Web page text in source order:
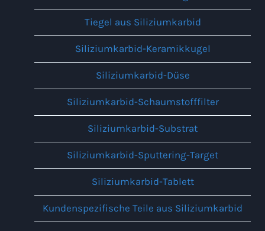
Tiegel aus Siliziumkarbid
Siliziumkarbid-Keramikkugel
Siliziumkarbid-Düse
Siliziumkarbid-Schaumstofffilter
Siliziumkarbid-Substrat
Siliziumkarbid-Sputtering-Target
Siliziumkarbid-Tablett
Kundenspezifische Teile aus Siliziumkarbid